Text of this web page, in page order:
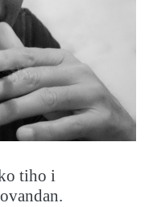
tiho i